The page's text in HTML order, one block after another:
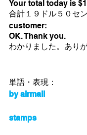
Your total today is
合計１９ドル５０セ
customer:
OK. Thank you.
わかりました。ありが
単語・表現：
by airmail
stamps